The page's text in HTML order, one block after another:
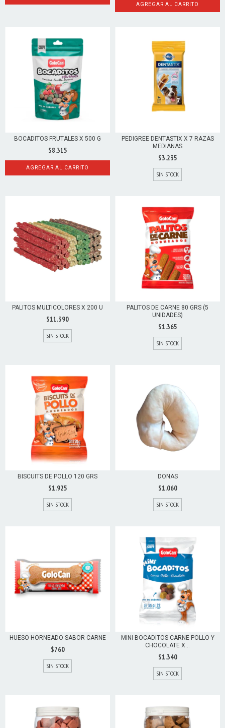
AGREGAR AL CARRITO
BOCADITOS FRUTALES X 500 G
$8.315
AGREGAR AL CARRITO
PEDIGREE DENTASTIX X 7 RAZAS
MEDIANAS
$3.235
SIN STOCK
PALITOS MULTICOLORES X 200 U
$11.390
SIN STOCK
PALITOS DE CARNE 80 GRS (5
UNIDADES)
$1.365
SIN STOCK
BISCUITS DE POLLO 120 GRS
$1.925
SIN STOCK
DONAS
$1.060
SIN STOCK
HUESO HORNEADO SABOR CARNE
$760
SIN STOCK
MINI BOCADITOS CARNE POLLO Y
CHOCOLATE X...
$1.340
SIN STOCK